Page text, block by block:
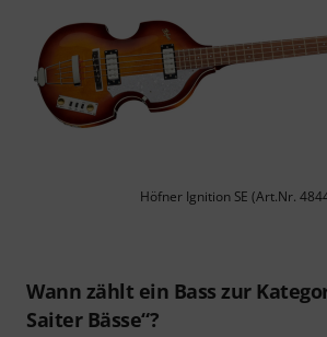
Höfner Ignition SE (Art.Nr.
Wann zählt ein Bass zur
Saiter Bässe“?